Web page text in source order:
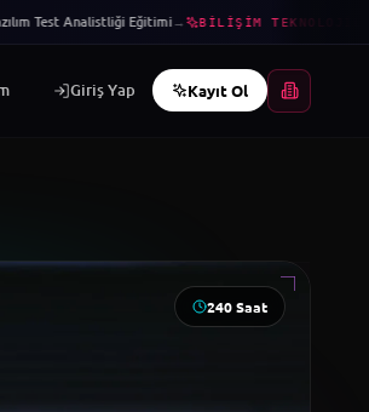
Test Analistliği Eğitimi→ BILIŞIM
Giriş Yap Kayıt Ol
240Saat